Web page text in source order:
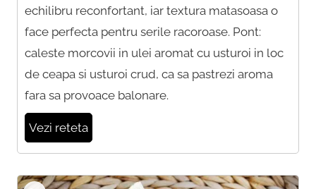
echilibru reconfortant, iar textura matasoasa o
face perfecta pentru serile racoroase. Pont:
caleste morcovii in ulei aromat cu usturoi in loc
de ceapa si usturoi crud, ca sa pastrezi aroma
fara sa provoace balonare.
Vezi reteta